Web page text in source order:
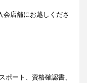
会店舗にお越しくださ
ポート、資格確認書、